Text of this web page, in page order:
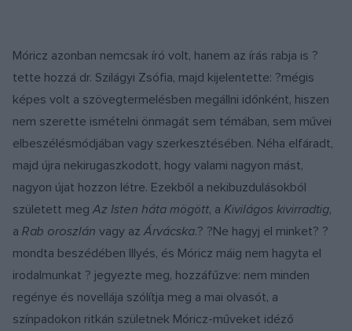
Móricz azonban nemcsak író volt, hanem az írás rabja is ?
tette hozzá dr. Szilágyi Zsófia, majd kijelentette: ?mégis
képes volt a szövegtermelésben megállni időnként, hiszen
nem szerette ismételni önmagát sem témában, sem művei
elbeszélésmódjában vagy szerkesztésében. Néha elfáradt,
majd újra nekirugaszkodott, hogy valami nagyon mást,
nagyon újat hozzon létre. Ezekből a nekibuzdulásokból
született megAz Isten háta mögött, a Kivilágos kivirradtig,
a Rab oroszlán vagy azÁrvácska.? ?Ne hagyj el minket? ?
mondta beszédében Illyés, és Móricz máig nem hagyta el
irodalmunkat ? jegyezte meg, hozzáfűzve: nem minden
regénye és novellája szólítja meg a mai olvasót, a
színpadokon ritkán születnek Móricz-műveket idéző